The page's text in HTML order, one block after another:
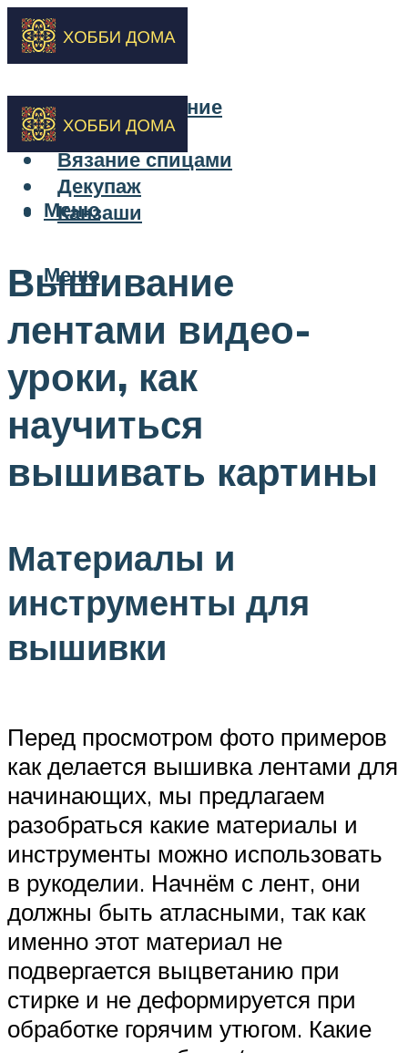
Бисероплетение
Вышивка
Вязание спицами
Декупаж
Канзаши
Меню
Меню
Вышивание
лентами видео-
уроки, как
научиться
вышивать картины
Материалы и
инструменты для
вышивки
Перед просмотром фото примеров
как делается вышивка лентами для
начинающих, мы предлагаем
разобраться какие материалы и
инструменты можно использовать
в рукоделии. Начнём с лент, они
должны быть атласными, так как
именно этот материал не
подвергается выцветанию при
стирке и не деформируется при
обработке горячим утюгом. Какие